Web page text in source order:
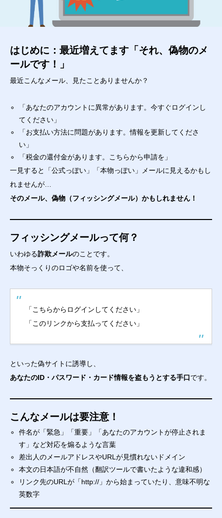
はじめに：最近増えてます「それ、偽物のメ
ールです！」
最近こんなメール、見たことありませんか？
「あなたのアカウントに異常があります。今すぐログインし
てください」
「お支払い方法に問題があります。情報を更新してくださ
い」
「税金の還付金があります。こちらから申請を」
一見すると「公式っぽい」「本物っぽい」メールに見えるかもし
れませんが…
そのメール、偽物（フィッシングメール）かもしれません！
フィッシングメールって何？
いわゆる詐欺メールのことです。
本物そっくりのロゴや名前を使って、
「こちらからログインしてください」
「このリンクから支払ってください」
といった偽サイトに誘導し、
あなたのID・パスワード・カード情報を盗もうとする手口です。
こんなメールは要注意！
件名が「緊急」「重要」「あなたのアカウントが停止されま
す」など対応を煽るような言葉
差出人のメールアドレスやURLが見慣れないドメイン
本文の日本語が不自然（翻訳ツールで書いたような違和感）
リンク先のURLが「http://」から始まっていたり、意味不明な
英数字